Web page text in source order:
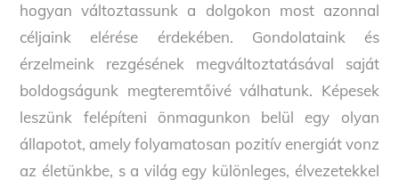
hogyan változtassunk a dolgokon most azonnal
céljaink elérése érdekében. Gondolataink és
érzelmeink rezgésének megváltoztatásával saját
boldogságunk megteremtőivé válhatunk. Képesek
leszünk felépíteni önmagunkon belül egy olyan
állapotot, amely folyamatosan pozitív energiát vonz
az életünkbe, s a világ egy különleges, élvezetekkel